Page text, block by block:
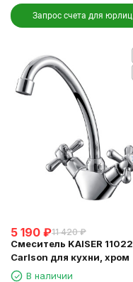
Запрос счета для юрлиц
5 190 ₽11 420 ₽
Смеситель KAISER 11022
Carlson для кухни, хром
В наличии